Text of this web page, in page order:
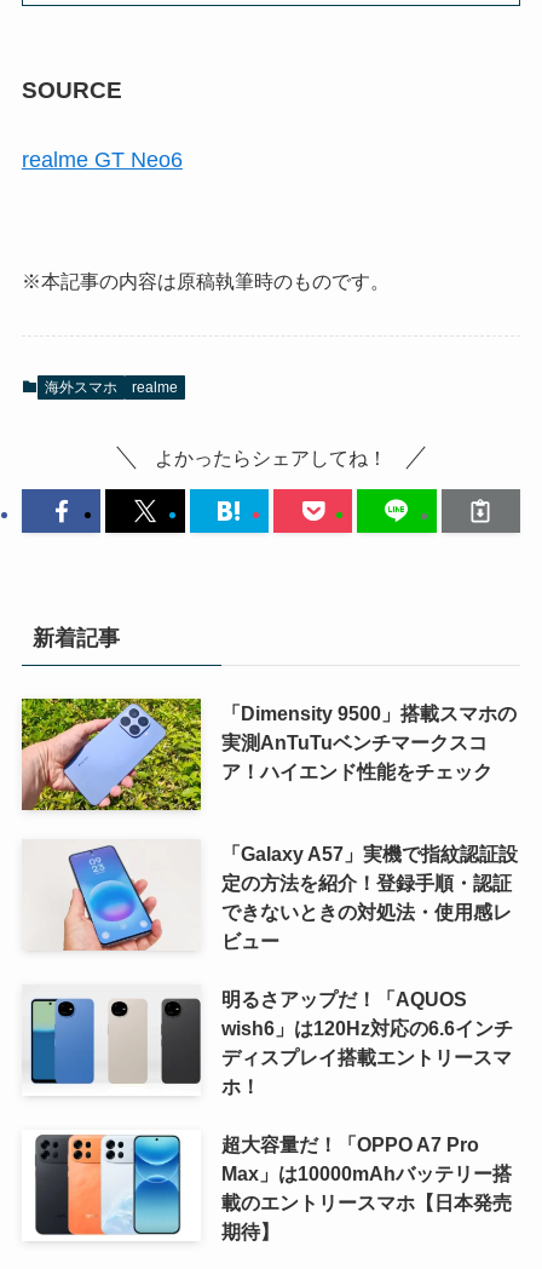
SOURCE
realme GT Neo6
※本記事の内容は原稿執筆時のものです。
海外スマホ realme
よかったらシェアしてね！
新着記事
「Dimensity 9500」搭載スマホの
実測AnTuTuベンチマークスコ
ア！ハイエンド性能をチェック
「Galaxy A57」実機で指紋認証設
定の方法を紹介！登録手順・認証
できないときの対処法・使用感レ
ビュー
明るさアップだ！「AQUOS
wish6」は120Hz対応の6.6インチ
ディスプレイ搭載エントリースマ
ホ！
超大容量だ！「OPPO A7 Pro
Max」は10000mAhバッテリー搭
載のエントリースマホ【日本発売
期待】